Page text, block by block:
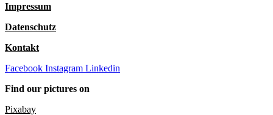
Impressum
Datenschutz
Kontakt
Facebook Instagram Linkedin
Find our pictures on
Pixabay